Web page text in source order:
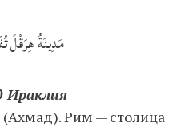
مَدِينَةُ هِرَقْلَ
Ираклия
(Ахмад). Рим — столица